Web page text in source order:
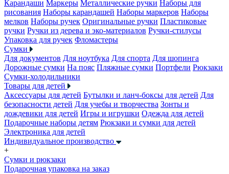
Карандаши Маркеры Металлические ручки Наборы для
рисования Наборы карандашей Наборы маркеров Наборы
мелков Наборы ручек Оригинальные ручки Пластиковые
ручки Ручки из дерева и эко-материалов Ручки-стилусы
Упаковка для ручек Фломастеры
Сумки
Для документов Для ноутбука Для спорта Для шопинга
Дорожные сумки На пояс Пляжные сумки Портфели Рюкзаки
Сумки-холодильники
Товары для детей
Аксессуары для детей Бутылки и ланч-боксы для детей Для
безопасности детей Для учебы и творчества Зонты и
дождевики для детей Игры и игрушки Одежда для детей
Подарочные наборы детям Рюкзаки и сумки для детей
Электроника для детей
Индивидуальное производство
+
Сумки и рюкзаки
Подарочная упаковка на заказ